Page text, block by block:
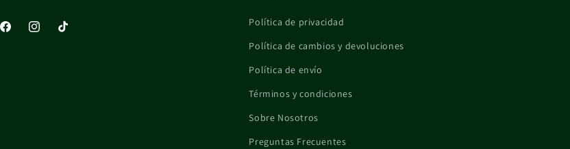
FacebookInstagramTikTok
Política de privacidad
Política de cambios y devoluciones
Política de envío
Términos y condiciones
Sobre Nosotros
Preguntas Frecuentes